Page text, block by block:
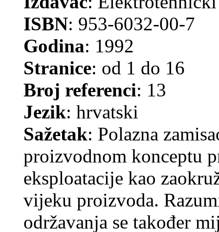
ISBN: 953-6032-00-7
Godina: 1992
Stranice: od 1 do 16
Broj referenci: 13
Jezik: hrvatski
Sažetak: Polazna
proizvodnom konceptu
eksploatacije kao
vijeku proizvoda.
održavanja se također